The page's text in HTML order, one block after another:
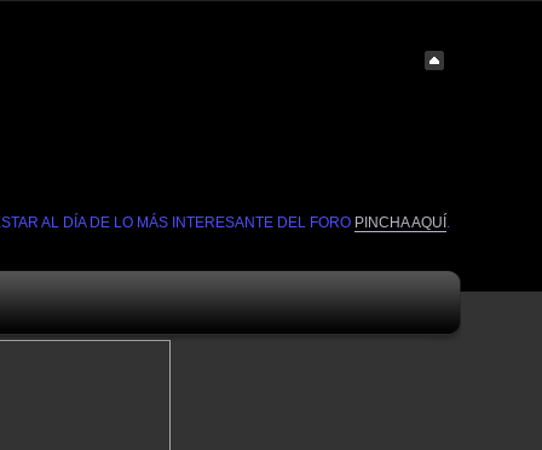
AL DÍA DE LO MÁS INTERESANTE DEL FORO PINCHA AQUÍ